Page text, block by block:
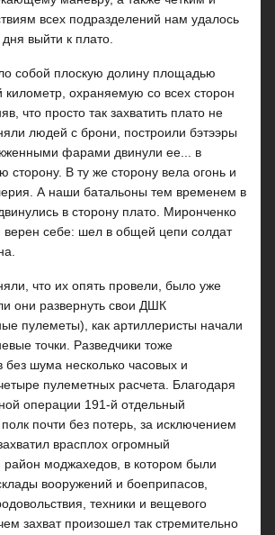
всех подразделений нам удалось
выйти к плато.
собой плоскую долину площадью
километр, охраняемую со всех сторон
что просто так захватить плато не
людей с брони, построили бэтээры
фарами двинули ее... в
сторону. В ту же сторону вела огонь и
А наши батальоны тем временем в
в сторону плато. Миронченко
верен себе: шел в общей цепи солдат
что их опять провели, было уже
они развернуть свои ДШК
пулеметы), как артиллеристы начали
точки. Разведчики тоже
без шума несколько часовых и
пулеметных расчета. Благодаря
операции 191-й отдельный
почти без потерь, за исключением
врасплох огромный
район моджахедов, в котором были
вооружений и боеприпасов,
техники и вещевого
захват произошел так стремительно